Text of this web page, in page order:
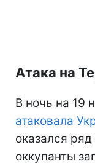
Атака на
В ночь на 19
атаковала
оказался
оккупанты